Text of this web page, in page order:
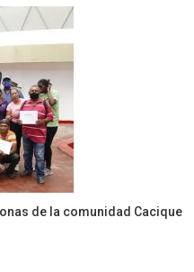
de la comunidad Cacique